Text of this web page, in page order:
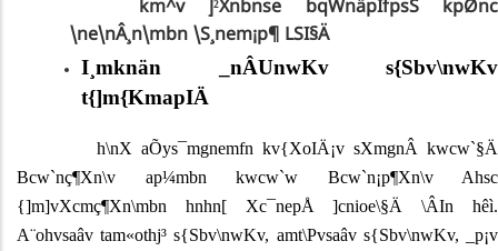
km^v ]²Xnbnse bqWnäpIfpsS kpØnc
\ne\nÂ¸n\mbn \S¸nem¡p¶ LSI§Ä
I¸mknän _nÂUnwKv s{Sbv\nwKv
t{]m{KmapIÄ
h\nX aÕys¯mgnemfn kv{XoIÄ¡v sXmgnÂ kwcw`§Ä
Bcw`nç¶Xn\v ap¼mbn kwcw`w Bcw`n¡p¶Xn\v Ahsc
{]m]vXcmç¶Xn\mbn hnhn[ Xc¯nepÅ ]cnioe\§Ä \ÂIn hêì.
A¨ohvsaâv tam«othj³ s{Sbv\nwKv, amt\Pvsaâv s{Sbv\nwKv, _p¡v